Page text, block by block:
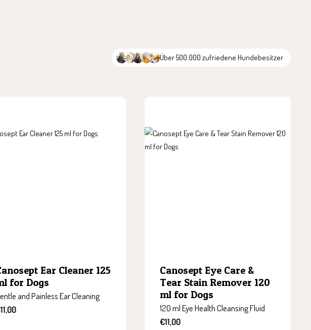
Über 500.000 zufriedene Hundebesitzer
Ear Cleaner 125
for Dogs
and Painless Ear Cleaning
Canosept Eye Care &
Tear Stain Remover 120
ml for Dogs
120 ml Eye Health Cleansing Fluid
Sale
€11,00